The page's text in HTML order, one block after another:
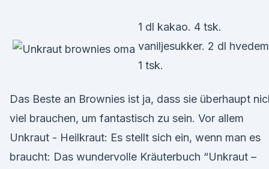
1 dl kakao. 4 tsk.
vaniljesukker. 2 dl
1 tsk.
Das Beste an Brownies ist ja, dass sie überhaupt
viel brauchen, um fantastisch zu sein. Vor allem
Unkraut - Heilkraut: Es stellt sich ein, wenn man es
braucht: Das wundervolle Kräuterbuch “Unkraut –